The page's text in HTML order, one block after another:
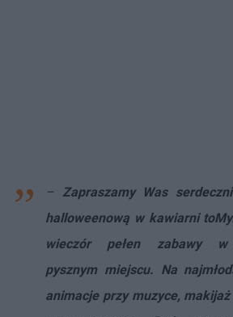
– Zapraszamy Was
halloweenową w kawiarni
wieczór pełen zabawy w
pysznym miejscu. Na
animacje przy muzyce,